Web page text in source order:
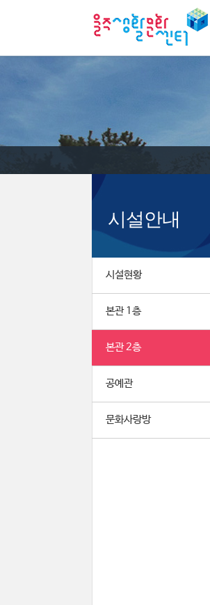
시설안내
시설현황
본관 1층
본관 2층
공예관
문화사랑방